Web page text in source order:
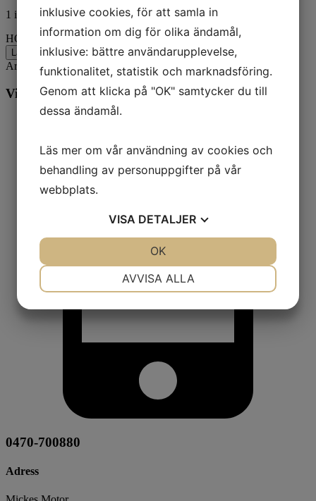
1 i lager
HOSE KIT mängd
Lägg till i varukorg
Artikelnr: 880596A05 Kategorier: , Mercury
Vill du veta mer? Ring oss:
0470-700880
Adress
inklusive cookies, för att samla in
information om dig för olika ändamål,
inklusive: bättre användarupplevelse,
funktionalitet, statistik och marknadsföring.
Genom att klicka på "OK" samtycker du till
dessa ändamål.
Läs mer om vår användning av cookies och
behandling av personuppgifter på vår
webbplats.
VISA DETALJER
AVVISA ALLA
OK